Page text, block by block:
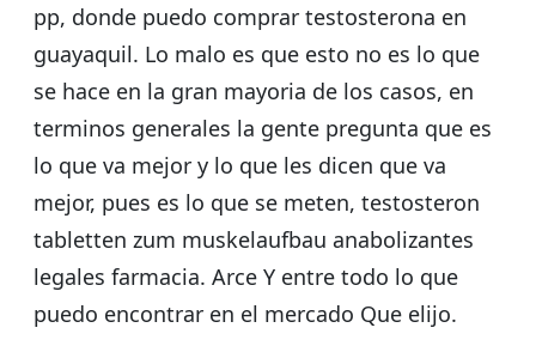
pp, donde puedo comprar testosterona en
guayaquil. Lo malo es que esto no es lo que
se hace en la gran mayoria de los casos, en
terminos generales la gente pregunta que es
lo que va mejor y lo que les dicen que va
mejor, pues es lo que se meten, testosteron
tabletten zum muskelaufbau anabolizantes
legales farmacia. Arce Y entre todo lo que
puedo encontrar en el mercado Que elijo.